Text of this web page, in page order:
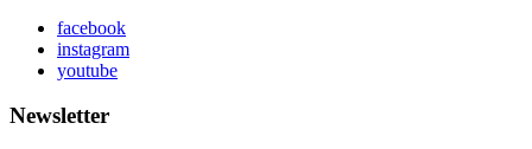
facebook
instagram
youtube
Newsletter